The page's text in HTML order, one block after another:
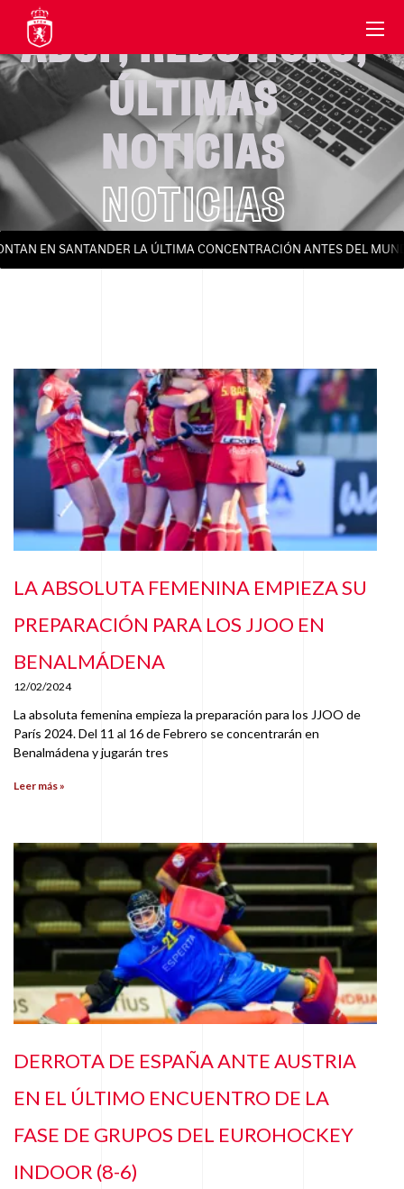
ABSF,REDSTICKS,
ÚLTIMAS
NOTICIAS
NOTICIAS
EN SANTANDER LA ÚLTIMA CONCENTRACIÓN ANTES DEL
LA ABSOLUTA FEMENINA EMPIEZA SU
PREPARACIÓN PARA LOS JJOO EN
BENALMÁDENA
12/02/2024
La absoluta femenina empieza la preparación para los JJOO de
París 2024. Del 11 al 16 de Febrero se concentrarán en
Benalmádena y jugarán tres
Leer más »
DERROTA DE ESPAÑA ANTE AUSTRIA
EN EL ÚLTIMO ENCUENTRO DE LA
FASE DE GRUPOS DEL EUROHOCKEY
INDOOR (8-6)